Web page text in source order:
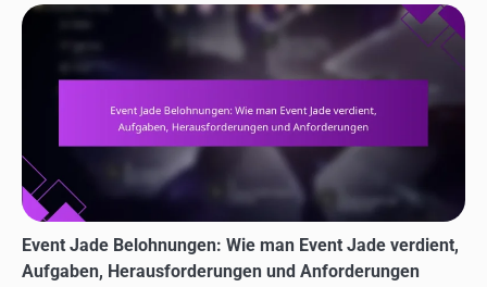
Event Jade Belohnungen: Wie man Event Jade verdient,
Aufgaben, Herausforderungen und Anforderungen